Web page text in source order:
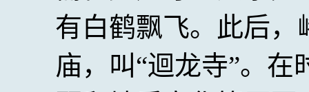
有白鹤飘飞。此后
庙，叫“迴龙寺”。